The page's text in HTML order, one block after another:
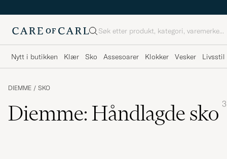
Søk
Nytt i butikken Klær Sko Assesoarer Klokker Vesker Livsstil
DIEMME / SKO
Diemme: Håndlagde sko 3